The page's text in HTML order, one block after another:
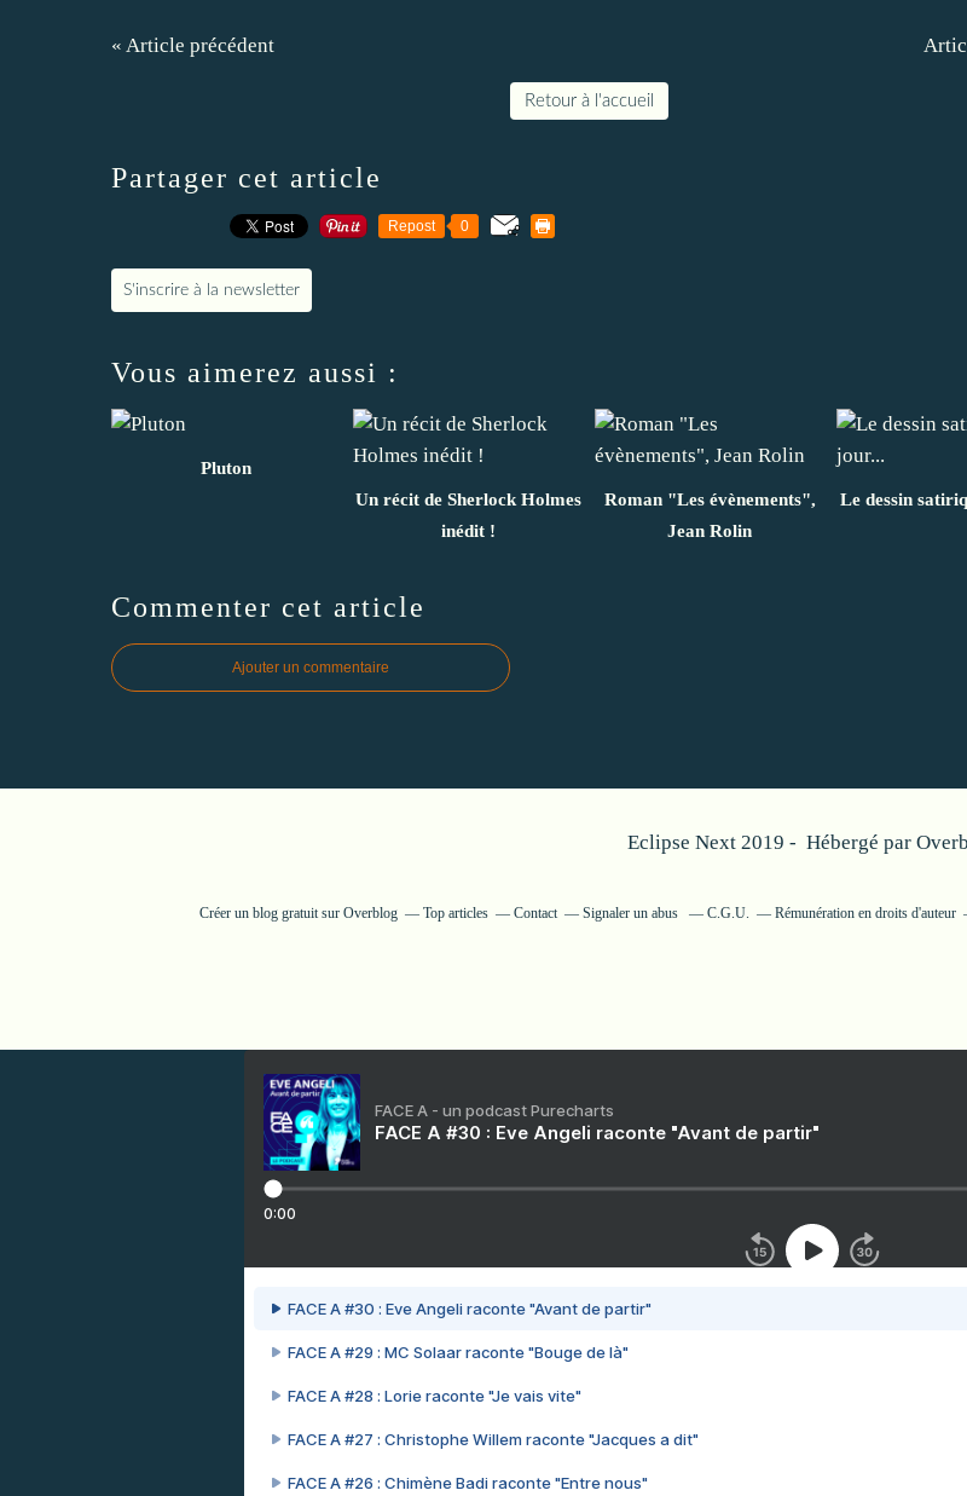
« Article précédent
Retour à l'accueil
Partager cet article
Repost 0
S'inscrire à la newsletter
Vous aimerez aussi :
Pluton
Un récit de Sherlock Holmes
inédit !
Roman "Les évènements",
Jean Rolin
Le dessin
Commenter cet article
Ajouter un commentaire
Eclipse Next 2019 - Hébergé par
Créer un blog gratuit sur Overblog Top articles Contact Signaler un abus C.G.U. Rémunération en droits d'auteur
FACE A - un podcast Purecharts
FACE A #30 : Eve Angeli raconte "Avant de partir"
0:00
FACE A #30 : Eve Angeli raconte "Avant de partir"
FACE A #29 : MC Solaar raconte "Bouge de là"
FACE A #28 : Lorie raconte "Je vais vite"
FACE A #27 : Christophe Willem raconte "Jacques a dit"
FACE A #26 : Chimène Badi raconte "Entre nous"